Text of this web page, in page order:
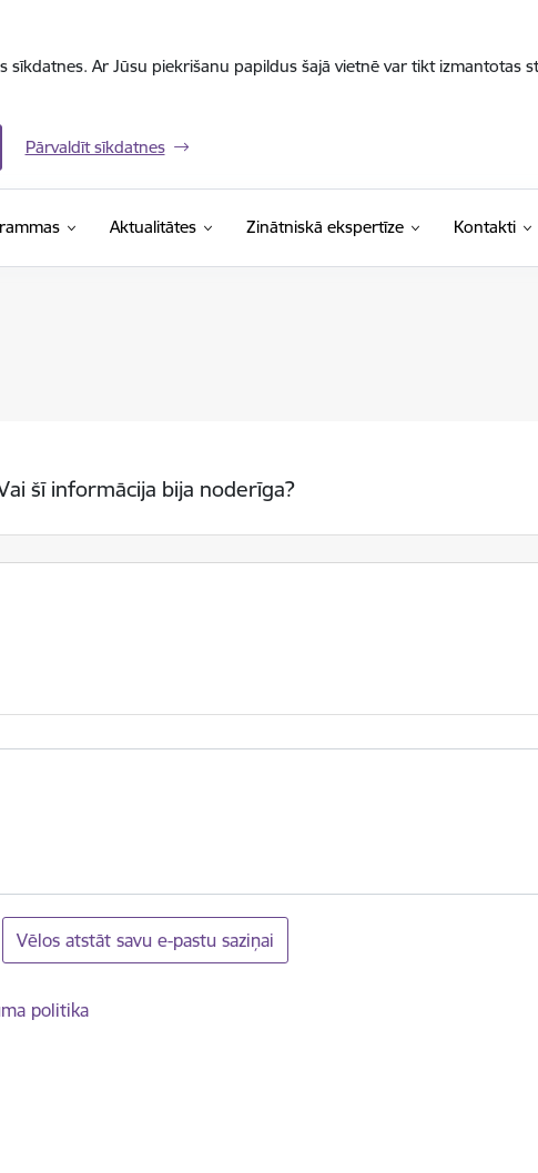
Ar Jūsu piekrišanu papildus šajā vietnē var tikt izmantotas
Pārvaldīt sīkdatnes
Aktualitātes Zinātniskā ekspertīze Kontakti
šī informācija bija noderīga?
Vēlos atstāt savu e-pastu saziņai
politika